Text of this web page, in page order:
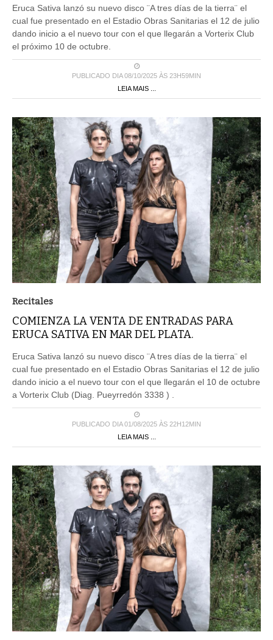
Eruca Sativa lanzó su nuevo disco ¨A tres días de la tierra¨ el
cual fue presentado en el Estadio Obras Sanitarias el 12 de julio
dando inicio a el nuevo tour con el que llegarán a Vorterix Club
el próximo 10 de octubre.
PUBLICADO DIA 08/10/2025 ÀS 23H59MIN
LEIA MAIS ...
Recitales
COMIENZA LA VENTA DE ENTRADAS PARA
ERUCA SATIVA EN MAR DEL PLATA.
Eruca Sativa lanzó su nuevo disco ¨A tres días de la tierra¨ el
cual fue presentado en el Estadio Obras Sanitarias el 12 de julio
dando inicio a el nuevo tour con el que llegarán el 10 de octubre
a Vorterix Club (Diag. Pueyrredón 3338 ) .
PUBLICADO DIA 01/08/2025 ÀS 22H12MIN
LEIA MAIS ...